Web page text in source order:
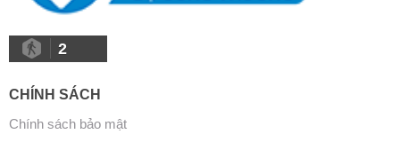
2
CHÍNH SÁCH
Chính sách bảo mật